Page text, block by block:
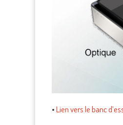
•Lien vers le banc